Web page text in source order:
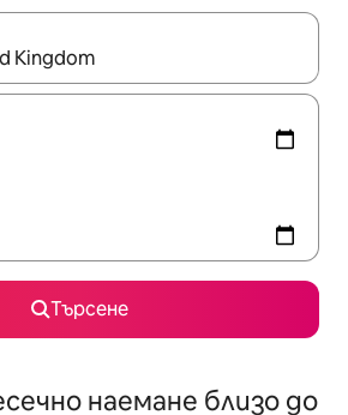
се покажат, използвайте
Търсене
наемане близо до